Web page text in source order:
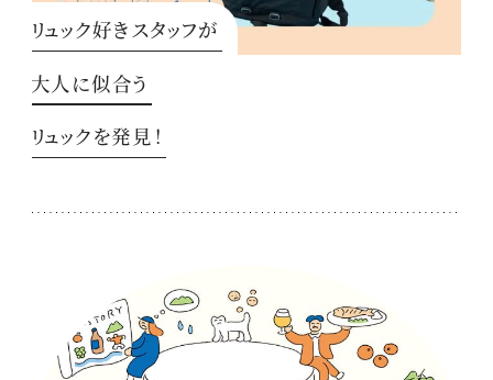
リュック好きスタッフが
大人に似合う
リュックを発見！